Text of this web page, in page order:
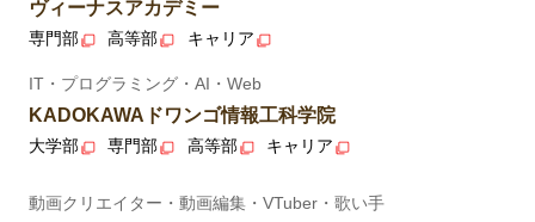
ヴィーナスアカデミー
専門部 高等部 キャリア
IT・プログラミング・AI・Web
KADOKAWAドワンゴ情報工科学院
大学部 専門部 高等部 キャリア
動画クリエイター・動画編集・VTuber・歌い手